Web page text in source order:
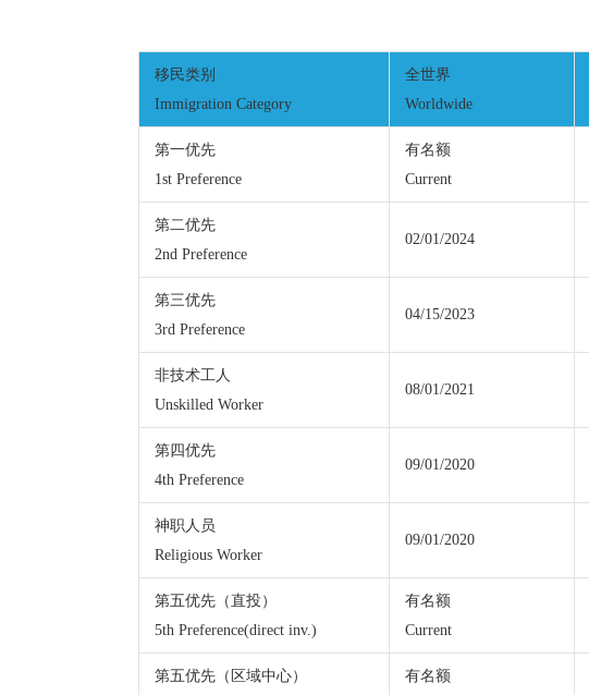
移民类别
Immigration Category
全世界
Worldwide
第一优先
1st Preference
有名额
Current
第二优先
2nd Preference
02/01/2024
第三优先
3rd Preference
04/15/2023
非技术工人
Unskilled Worker
08/01/2021
第四优先
4th Preference
09/01/2020
神职人员
Religious Worker
09/01/2020
第五优先（直投）
5th Preference(direct inv.)
有名额
Current
第五优先（区域中心）
有名额